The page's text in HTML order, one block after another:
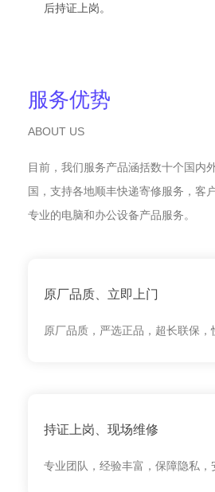
后持证上岗。
服务优势
ABOUT US
目前，我们服务产品涵括数十个国内
国，支持各地顺丰快递寄修服务，客
专业的电脑和办公设备产品服务。
原厂品质、立即上门
原厂品质，严选正品，超长联保，
持证上岗、现场维修
专业团队，经验丰富，保障隐私，